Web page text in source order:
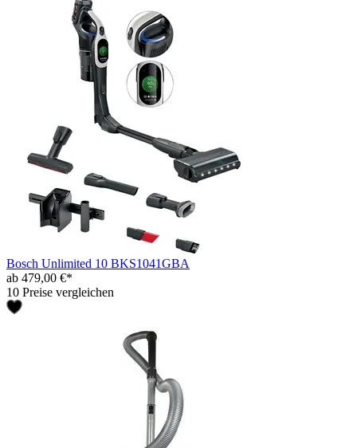
Bosch Unlimited 10 BKS1041GBA
ab 479,00 €*
10 Preise vergleichen